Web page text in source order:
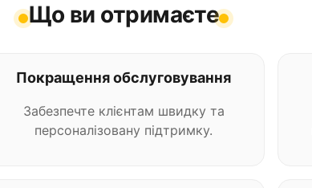
Що ви отримаєте
Покращення обслуговування
Забезпечте клієнтам швидку та
персоналізовану підтримку.